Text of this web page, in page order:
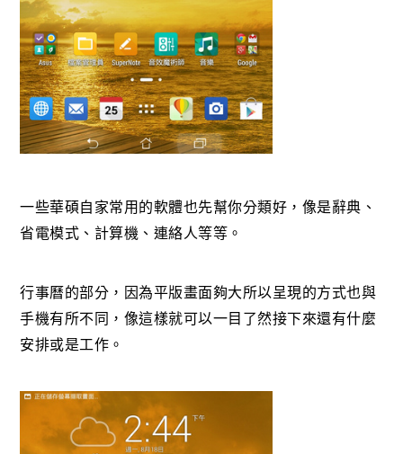
一些華碩自家常用的軟體也先幫你分類好，像是辭典、
省電模式、計算機、連絡人等等。
行事曆的部分，因為平版畫面夠大所以呈現的方式也與
手機有所不同，像這樣就可以一目了然接下來還有什麼
安排或是工作。